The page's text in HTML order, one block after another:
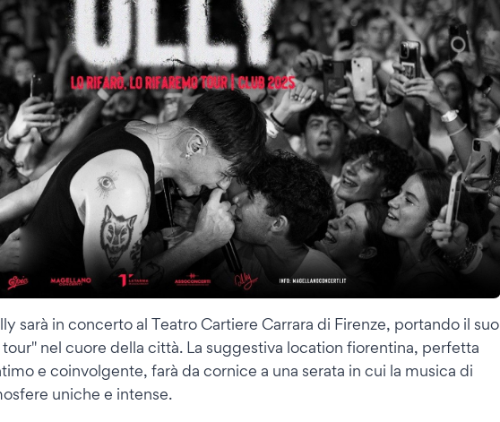
sarà in concerto al Teatro Cartiere Carrara di Firenze, portando il suo
nel cuore della città. La suggestiva location fiorentina, perfetta
e coinvolgente, farà da cornice a una serata in cui la musica di
uniche e intense.